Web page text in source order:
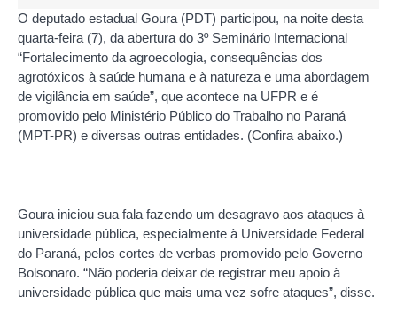
O deputado estadual Goura (PDT) participou, na noite desta
quarta-feira (7), da abertura do 3º Seminário Internacional
“Fortalecimento da agroecologia, consequências dos
agrotóxicos à saúde humana e à natureza e uma abordagem
de vigilância em saúde”, que acontece na UFPR e é
promovido pelo Ministério Público do Trabalho no Paraná
(MPT-PR) e diversas outras entidades. (Confira abaixo.)
Goura iniciou sua fala fazendo um desagravo aos ataques à
universidade pública, especialmente à Universidade Federal
do Paraná, pelos cortes de verbas promovido pelo Governo
Bolsonaro. “Não poderia deixar de registrar meu apoio à
universidade pública que mais uma vez sofre ataques”, disse.